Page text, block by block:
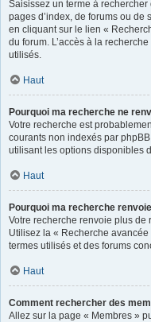
Saisissez un terme à
pages d’index, de forums ou de
en cliquant sur le lien «
du forum. L’accès à la
utilisés.
Haut
Pourquoi ma recherche ne
Votre recherche est
courants non indexés par
utilisant les options disponibles
Haut
Pourquoi ma recherche
Votre recherche renvoie plus de
Utilisez la « Recherche
termes utilisés et des forums
Haut
Comment rechercher des
Allez sur la page « Membres »